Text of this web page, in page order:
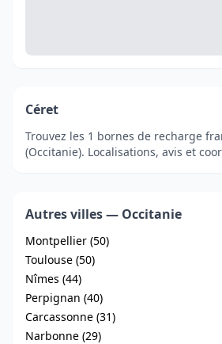
Céret
Trouvez les 1 bornes de recharge
(Occitanie). Localisations, avis et
Autres villes — Occitanie
Montpellier (50)
Toulouse (50)
Nîmes (44)
Perpignan (40)
Carcassonne (31)
Narbonne (29)